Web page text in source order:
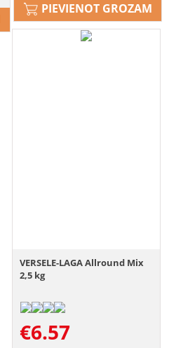
PIEVIENOT GROZAM
VERSELE-LAGA Allround Mix
2,5 kg
€6.57